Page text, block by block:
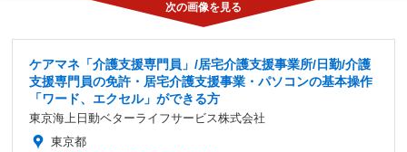
ケアマネ「介護支援専門員」/居宅介護支援事業所/日勤/介護
支援専門員の免許・居宅介護支援事業・パソコンの基本操作
「ワード、エクセル」ができる方
東京海上日動ベターライフサービス株式会社
東京都